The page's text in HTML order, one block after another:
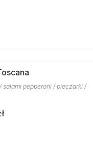
salami pepperoni / pieczarki /